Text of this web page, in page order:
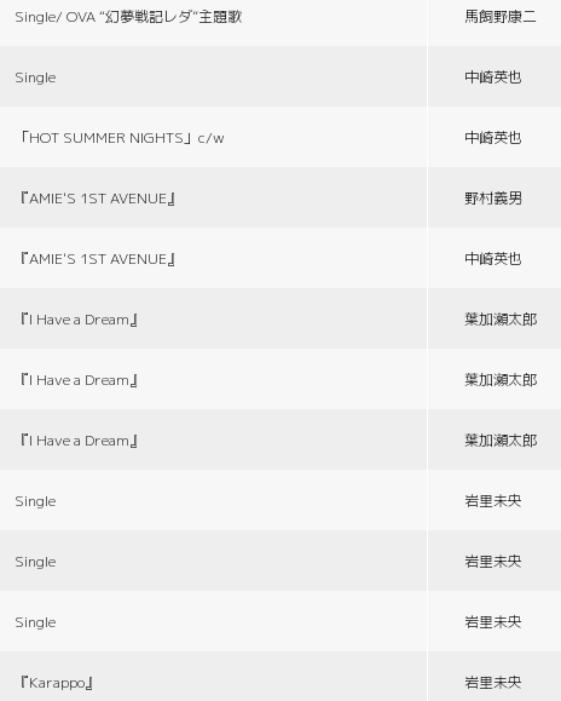
Single/ OVA “幻夢戦記レダ”主題歌 馬飼野康二
Single 中崎英也
「HOT SUMMER NIGHTS」c/w 中崎英也
『AMIE'S 1ST AVENUE』 野村義男
『AMIE'S 1ST AVENUE』 中崎英也
『I Have a Dream』 葉加瀬太郎
『I Have a Dream』 葉加瀬太郎
『I Have a Dream』 葉加瀬太郎
Single 岩里未央
Single 岩里未央
Single 岩里未央
『Karappo』 岩里未央